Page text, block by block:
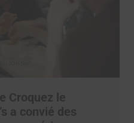
Croquez le
a convié des